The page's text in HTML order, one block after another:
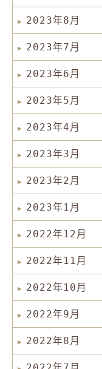
2023年8月
2023年7月
2023年6月
2023年5月
2023年4月
2023年3月
2023年2月
2023年1月
2022年12月
2022年11月
2022年10月
2022年9月
2022年8月